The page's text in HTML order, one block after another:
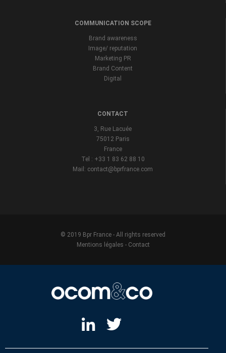
COMMUNICATION SCOPE
Brand awareness
Image/ reputation
Marketing PR
Brand Content
Digital
CONTACT
3, Rue Lacuée
75012 Paris
France
Tel : +33 1 83 62 88 10
Mail: contact@bprfrance.com
© 2019 Bpr France - All rights reserved
Mentions légales - Contact